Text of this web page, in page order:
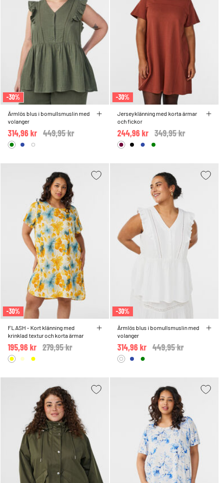
-30%
Ärmlös blus i bomullsmuslin med
volanger
Price reduced from
449,95 kr
314,96 kr
-30%
Jerseyklänning med korta ärmar
och fickor
Price reduced from
349,95 kr
244,96 kr
-30%
FLASH - Kort klänning med
krinklad textur och korta ärmar
Price reduced from
279,95 kr
195,96 kr
-30%
Ärmlös blus i bomullsmuslin med
volanger
Price reduced from
449,95 kr
314,96 kr